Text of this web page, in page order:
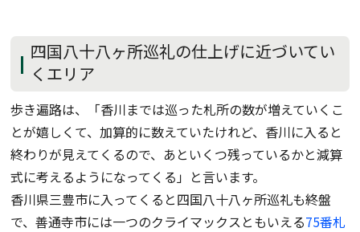
四国八十八ヶ所巡礼の仕上げに近づいてい
くエリア
歩き遍路は、「香川までは巡った札所の数が増えていくこ
とが嬉しくて、加算的に数えていたけれど、香川に入ると
終わりが見えてくるので、あといくつ残っているかと減算
式に考えるようになってくる」と言います。
香川県三豊市に入ってくると四国八十八ヶ所巡礼も終盤
で、善通寺市には一つのクライマックスともいえる75番札